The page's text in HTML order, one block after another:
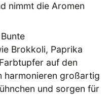
nimmt die Aromen
Bunte
Brokkoli, Paprika
auf den
harmonieren großartig
und sorgen für